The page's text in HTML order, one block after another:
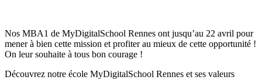
Nos MBA1 de MyDigitalSchool Rennes ont jusqu’au 22 avril pour
mener à bien cette mission et profiter au mieux de cette opportunité !
On leur souhaite à tous bon courage !
Découvrez notre école MyDigitalSchool Rennes et ses valeurs